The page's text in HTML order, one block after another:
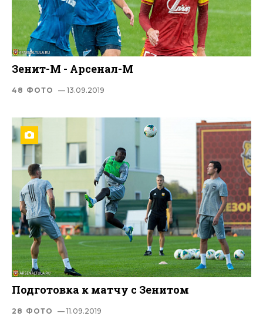
Зенит-М - Арсенал-М
48 ФОТО — 13.09.2019
Подготовка к матчу с Зенитом
28 ФОТО — 11.09.2019